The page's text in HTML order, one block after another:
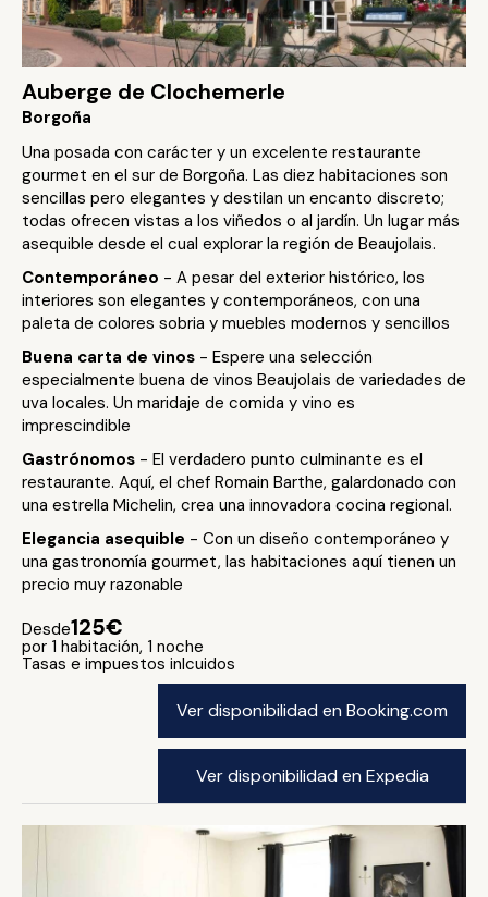
Auberge de Clochemerle
Borgoña
Una posada con carácter y un excelente restaurante
gourmet en el sur de Borgoña. Las diez habitaciones son
sencillas pero elegantes y destilan un encanto discreto;
todas ofrecen vistas a los viñedos o al jardín. Un lugar más
asequible desde el cual explorar la región de Beaujolais.
Contemporáneo - A pesar del exterior histórico, los
interiores son elegantes y contemporáneos, con una
paleta de colores sobria y muebles modernos y sencillos
Buena carta de vinos - Espere una selección
especialmente buena de vinos Beaujolais de variedades de
uva locales. Un maridaje de comida y vino es
imprescindible
Gastrónomos - El verdadero punto culminante es el
restaurante. Aquí, el chef Romain Barthe, galardonado con
una estrella Michelin, crea una innovadora cocina regional.
Elegancia asequible - Con un diseño contemporáneo y
una gastronomía gourmet, las habitaciones aquí tienen un
precio muy razonable
Desde125€
por 1 habitación, 1 noche
Tasas e impuestos inlcuidos
Ver disponibilidad en Booking.com
Ver disponibilidad en Expedia